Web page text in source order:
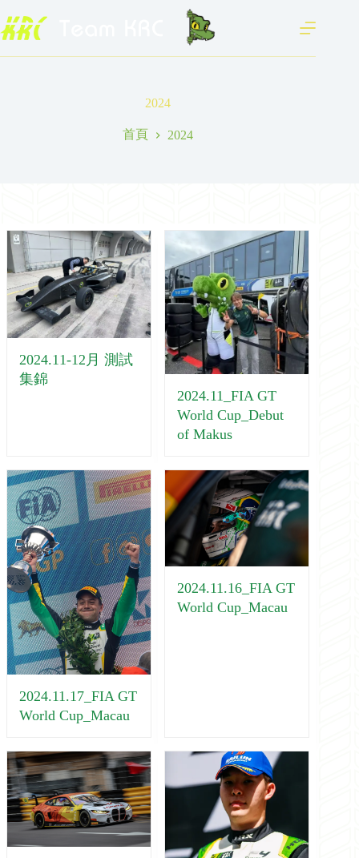
至
主
要
2024
首頁 2024
2024.11-12月 測試
集錦
2024.11_FIA GT
World Cup_Debut
of Makus
2024.11.17_FIA GT
World Cup_Macau
2024.11.16_FIA GT
World Cup_Macau